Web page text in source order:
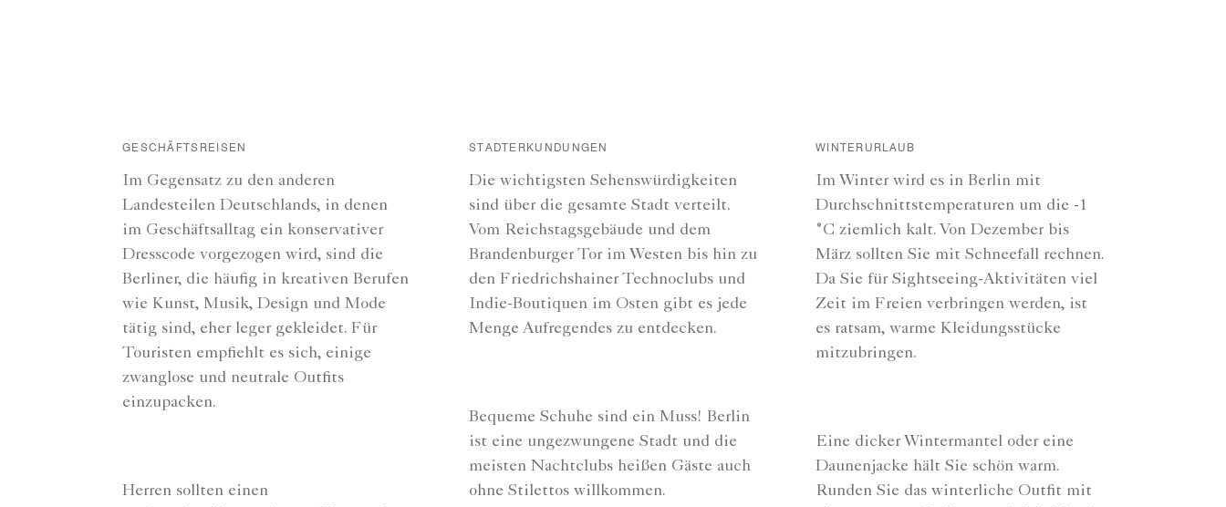
GESCHÄFTSREISEN
Im Gegensatz zu den anderen
Landesteilen Deutschlands, in denen
im Geschäftsalltag ein konservativer
Dresscode vorgezogen wird, sind die
Berliner, die häufig in kreativen Berufen
wie Kunst, Musik, Design und Mode
tätig sind, eher leger gekleidet. Für
Touristen empfiehlt es sich, einige
zwanglose und neutrale Outfits
einzupacken.
Herren sollten einen
STADTERKUNDUNGEN
Die wichtigsten Sehenswürdigkeiten
sind über die gesamte Stadt verteilt.
Vom Reichstagsgebäude und dem
Brandenburger Tor im Westen bis hin zu
den Friedrichshainer Technoclubs und
Indie-Boutiquen im Osten gibt es jede
Menge Aufregendes zu entdecken.
Bequeme Schuhe sind ein Muss! Berlin
ist eine ungezwungene Stadt und die
meisten Nachtclubs heißen Gäste auch
ohne Stilettos willkommen.
WINTERURLAUB
Im Winter wird es in Berlin mit
Durchschnittstemperaturen um die -1
°C ziemlich kalt. Von Dezember bis
März sollten Sie mit Schneefall rechnen.
Da Sie für Sightseeing-Aktivitäten viel
Zeit im Freien verbringen werden, ist
es ratsam, warme Kleidungsstücke
mitzubringen.
Eine dicker Wintermantel oder eine
Daunenjacke hält Sie schön warm.
Runden Sie das winterliche Outfit mit